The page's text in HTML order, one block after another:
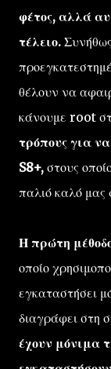
φέτος, αλλά
τέλειο.
θέλουν να
κάνουμε root
τρόπους για
S8+, στους
παλιό καλό μας
Η πρώτη
οποίο
εγκαταστήσει
διαγράφει στη
έχουν μόνιμα